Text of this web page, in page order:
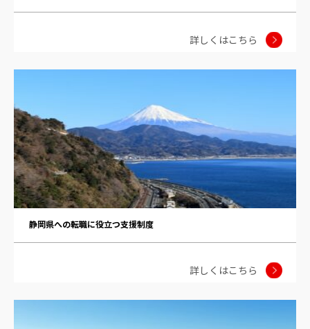
詳しくはこちら
静岡県への転職に役立つ支援制度
詳しくはこちら